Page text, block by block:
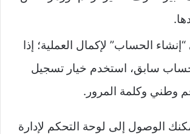
الحساب” لإكمال العملية؛ إذا
سابق، استخدم خيار تسجيل
وطني وكلمة المرور.​​
الوصول إلى لوحة التحكم لإدارة